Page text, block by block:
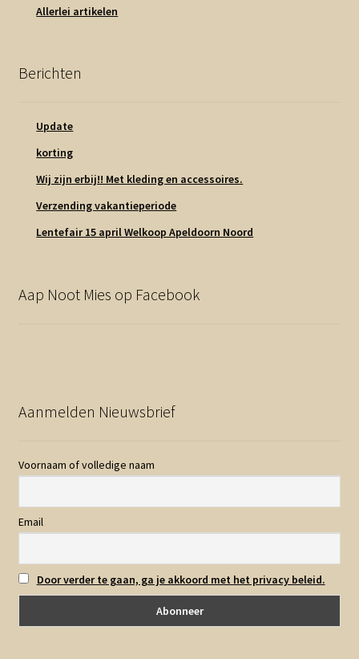
Allerlei artikelen
Berichten
Update
korting
Wij zijn erbij!! Met kleding en accessoires.
Verzending vakantieperiode
Lentefair 15 april Welkoop Apeldoorn Noord
Aap Noot Mies op Facebook
Aanmelden Nieuwsbrief
Voornaam of volledige naam
Email
Door verder te gaan, ga je akkoord met het privacy beleid.